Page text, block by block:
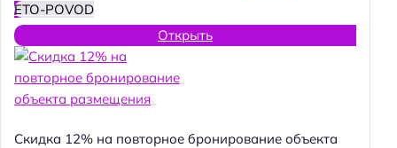
ETO-POVOD
Открыть
Скидка 12% на повторное бронирование объекта